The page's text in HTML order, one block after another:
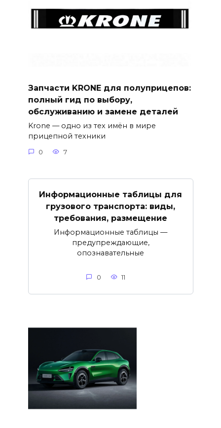
Запчасти KRONE для полуприцепов:
полный гид по выбору,
обслуживанию и замене деталей
Krone — одно из тех имён в мире
прицепной техники
0 7
Информационные таблицы для
грузового транспорта: виды,
требования, размещение
Информационные таблицы —
предупреждающие,
опознавательные
0 11